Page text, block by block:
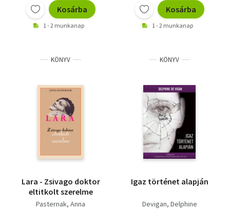
Kosárba
1 - 2 munkanap
Kosárba
1 - 2 munkanap
KÖNYV
Lara - Zsivago doktor
eltitkolt szerelme
Pasternak, Anna
KÖNYV
Igaz történet alapján
Devigan, Delphine